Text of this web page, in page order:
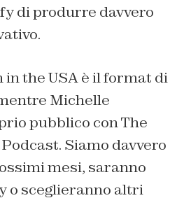
di produrre davvero
in the USA è il format di
Michelle
pubblico con The
Podcast. Siamo davvero
mesi, saranno
o sceglieranno altri